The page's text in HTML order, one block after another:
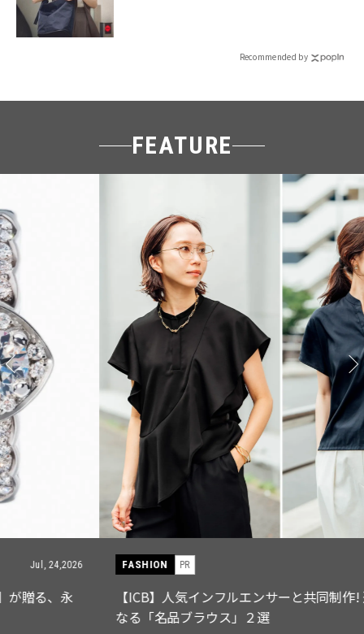
Recommended by
FEATURE
FASHION PR
【ICB】人気インフルエンサーと共同制作! 週5で着たく
なる「名品ブラウス」２選